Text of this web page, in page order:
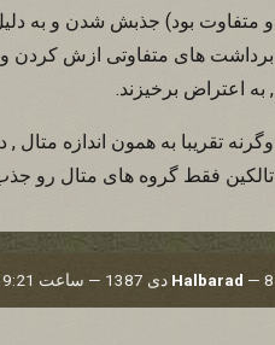
و متفاوت بود) جذبش شدن و به دلیل
برداشت های متفاوتی ازش کردن و
, به اعتراض برخیزند.
وگرنه تقریبا به همون اندازه
تالکین فقط گروه های متال رو
Halbarad — 8 دی 1387 — ساعت 19:21